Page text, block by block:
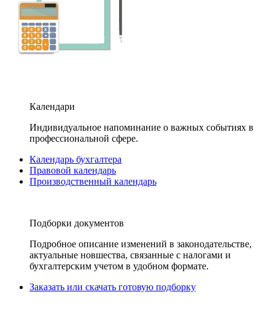
Календари
Индивидуальное напоминание о важных событиях в
профессиональной сфере.
Календарь бухгалтера
Правовой календарь
Производственный календарь
Подборки документов
Подробное описание изменений в законодательстве,
актуальные новшества, связанные с налогами и
бухгалтерским учетом в удобном формате.
Заказать или скачать готовую подборку